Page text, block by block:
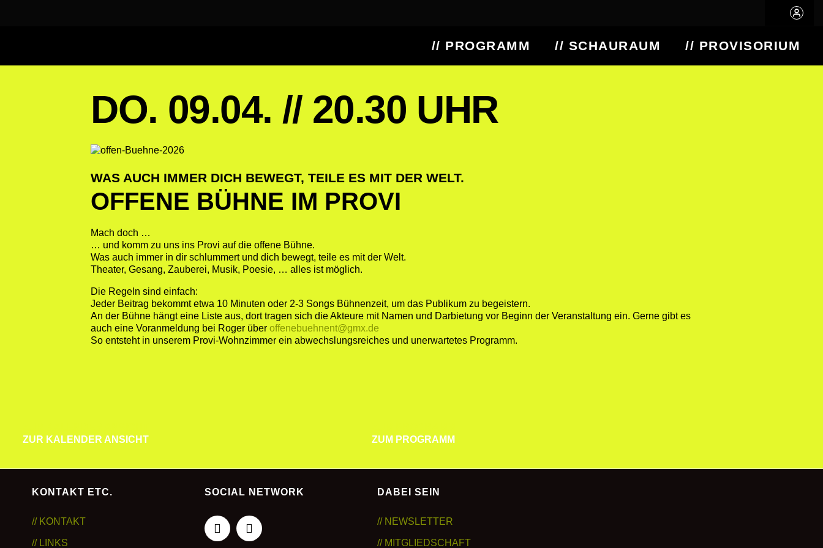
// PROGRAMM // SCHAURAUM // PROVISORIUM
DO. 09.04. // 20.30 UHR
WAS AUCH IMMER DICH BEWEGT, TEILE ES MIT DER WELT.
OFFENE BÜHNE IM PROVI
Mach doch …
… und komm zu uns ins Provi auf die offene Bühne.
Was auch immer in dir schlummert und dich bewegt, teile es mit der Welt.
Theater, Gesang, Zauberei, Musik, Poesie, … alles ist möglich.
Die Regeln sind einfach:
Jeder Beitrag bekommt etwa 10 Minuten oder 2-3 Songs Bühnenzeit, um das Publikum zu begeistern.
An der Bühne hängt eine Liste aus, dort tragen sich die Akteure mit Namen und Darbietung vor Beginn der Veranstaltung ein. Gerne gibt es
auch eine Voranmeldung bei Roger überoffenebuehnent@gmx.de
So entsteht in unserem Provi-Wohnzimmer ein abwechslungsreiches und unerwartetes Programm.
ZUR KALENDER ANSICHT
ZUM PROGRAMM
KONTAKT ETC.
// KONTAKT
// LINKS
SOCIAL NETWORK DABEI SEIN
// NEWSLETTER
// MITGLIEDSCHAFT